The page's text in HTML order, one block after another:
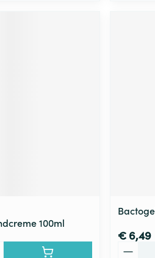
100ml
€ 6,49